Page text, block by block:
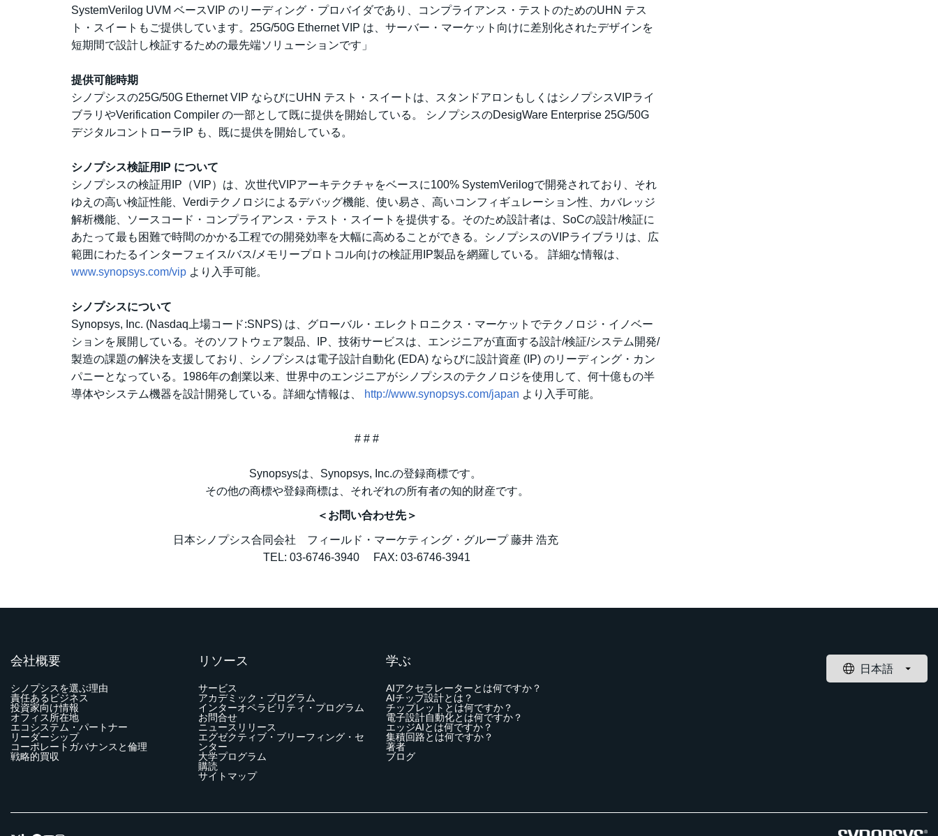
SystemVerilog UVM ベースVIP のリーディング・プロバイダであり、コンプライアンス・テストのためのUHN テス
ト・スイートもご提供しています。25G/50G Ethernet VIP は、サーバー・マーケット向けに差別化されたデザインを
短期間で設計し検証するための最先端ソリューションです」
提供可能時期
シノプシスの25G/50G Ethernet VIP ならびにUHN テスト・スイートは、スタンドアロンもしくはシノプシスVIPライ
ブラリやVerification Compiler の一部として既に提供を開始している。 シノプシスのDesigWare Enterprise 25G/50G
デジタルコントローラIP も、既に提供を開始している。
シノプシス検証用IP について
シノプシスの検証用IP（VIP）は、次世代VIPアーキテクチャをベースに100% SystemVerilogで開発されており、それ
ゆえの高い検証性能、Verdiテクノロジによるデバッグ機能、使い易さ、高いコンフィギュレーション性、カバレッジ
解析機能、ソースコード・コンプライアンス・テスト・スイートを提供する。そのため設計者は、SoCの設計/検証に
あたって最も困難で時間のかかる工程での開発効率を大幅に高めることができる。シノプシスのVIPライブラリは、広
範囲にわたるインターフェイス/バス/メモリープロトコル向けの検証用IP製品を網羅している。 詳細な情報は、
www.synopsys.com/vip より入手可能。
シノプシスについて
Synopsys, Inc. (Nasdaq上場コード:SNPS) は、グローバル・エレクトロニクス・マーケットでテクノロジ・イノベー
ションを展開している。そのソフトウェア製品、IP、技術サービスは、エンジニアが直面する設計/検証/システム開発/
製造の課題の解決を支援しており、シノプシスは電子設計自動化 (EDA) ならびに設計資産 (IP) のリーディング・カン
パニーとなっている。1986年の創業以来、世界中のエンジニアがシノプシスのテクノロジを使用して、何十億もの半
導体やシステム機器を設計開発している。詳細な情報は、
http://www.synopsys.com/japan より入手可能。
# # #
Synopsysは、Synopsys, Inc.の登録商標です。
その他の商標や登録商標は、それぞれの所有者の知的財産です。
＜お問い合わせ先＞
日本シノプシス合同会社 フィールド・マーケティング・グループ 藤井 浩充
TEL: 03-6746-3940 FAX: 03-6746-3941
会社概要
シノプシスを選ぶ理由
責任あるビジネス
投資家向け情報
オフィス所在地
エコシステム・パートナー
リーダーシップ
コーポレートガバナンスと倫理
戦略的買収
リソース
サービス
アカデミック・プログラム
インターオペラビリティ・プログラム
お問合せ
ニュースリリース
エグゼクティブ・ブリーフィング・セ
ンター
大学プログラム
購読
サイトマップ
学ぶ
AIアクセラレーターとは何ですか？
AIチップ設計とは？
チップレットとは何ですか？
電子設計自動化とは何ですか？
エッジAIとは何ですか？
集積回路とは何ですか？
著者
ブログ